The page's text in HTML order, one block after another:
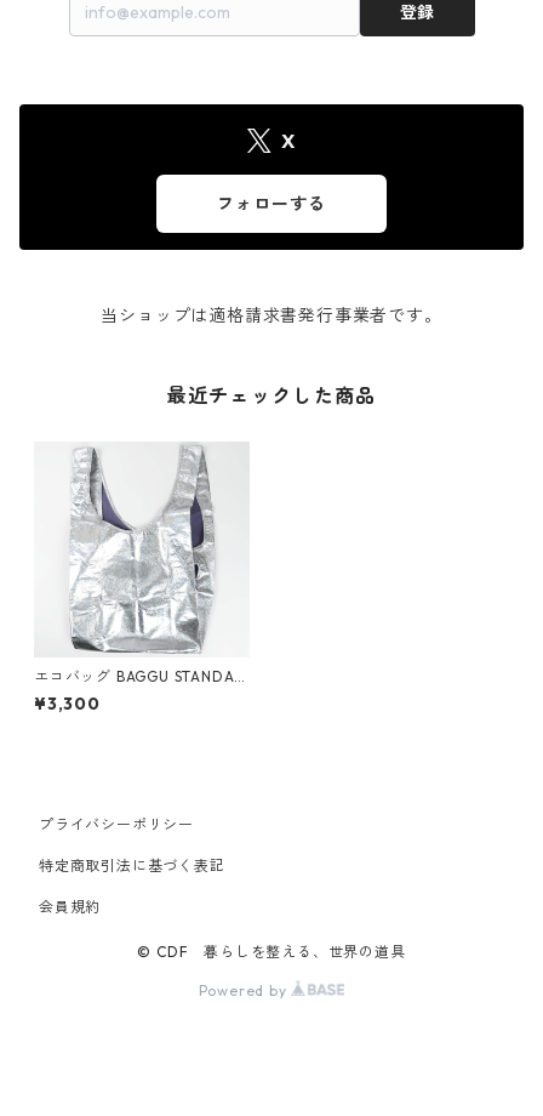
登録
X
フォローする
当ショップは適格請求書発行事業者です。
最近チェックした商品
エコバッグ BAGGU STANDAR
D スタンダードバグゥ バグー
メタリック 日本限定モデル ホ
¥3,300
プライバシーポリシー
特定商取引法に基づく表記
会員規約
© CDF 暮らしを整える、世界の道具
Powered by